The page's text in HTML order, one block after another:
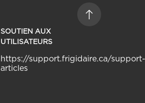
SOUTIEN AUX
UTILISATEURS
https://support.frigidaire.ca/
articles